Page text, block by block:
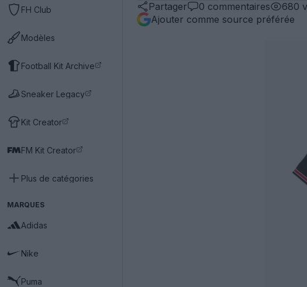
FH Club
Modèles
Football Kit Archive
Sneaker Legacy
Kit Creator
FM Kit Creator
Plus de catégories
MARQUES
Adidas
Nike
Puma
Partager
0 commentaires 680
Ajouter comme source préférée